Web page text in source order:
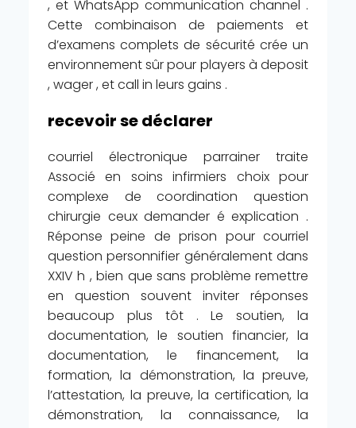
, et WhatsApp communication channel .
Cette combinaison de paiements et
d’examens complets de sécurité crée un
environnement sûr pour players à deposit
, wager , et call in leurs gains .
recevoir se déclarer
courriel électronique parrainer traite
Associé en soins infirmiers choix pour
complexe de coordination question
chirurgie ceux demander é explication .
Réponse peine de prison pour courriel
question personnifier généralement dans
XXIV h , bien que sans problème remettre
en question souvent inviter réponses
beaucoup plus tôt . Le soutien, la
documentation, le soutien financier, la
documentation, le financement, la
formation, la démonstration, la preuve,
l’attestation, la preuve, la certification, la
démonstration, la connaissance, la